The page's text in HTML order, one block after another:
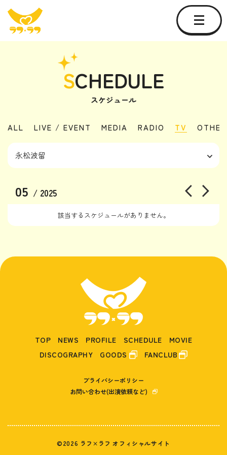
SCHEDULE
スケジュール
ALL LIVE / EVENT MEDIA RADIO TV OTHER
05 / 2025
該当するスケジュールがありません。
TOP NEWS PROFILE SCHEDULE
MOVIE
DISCOGRAPHY
GOODS FANCLUB
プライバシーポリシー
お問い合わせ(出演依頼など)
©2026 ラフ×ラフ オフィシャルサイト